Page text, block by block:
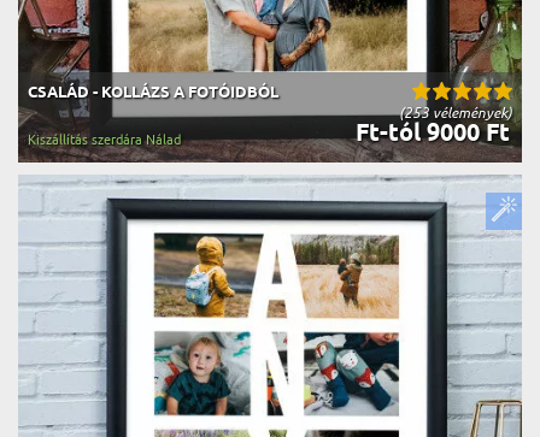
(253 vélemények)
CSALÁD - KOLLÁZS A FOTÓIDBÓL
Ft-tól 9000 Ft
Kiszállítás szerdára Nálad